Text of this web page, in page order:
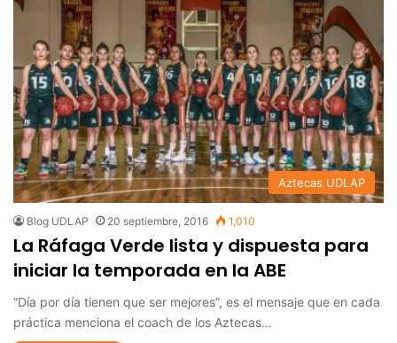
Aztecas UDLAP
Blog UDLAP 20 septiembre, 2016 1,010
La Ráfaga Verde lista y dispuesta para
iniciar la temporada en la ABE
“Día por día tienen que ser mejores”, es el mensaje que en cada
práctica menciona el coach de los Aztecas…